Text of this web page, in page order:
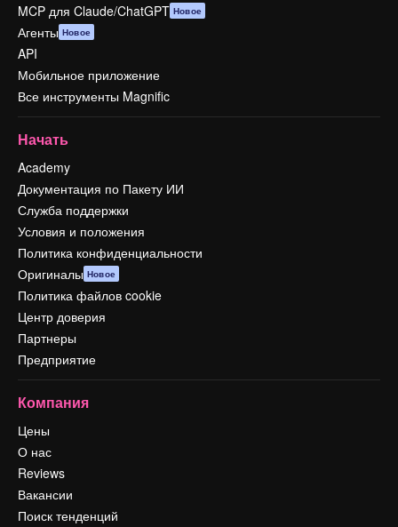
MCP для Claude/ChatGPT Новое
Агенты Новое
API
Мобильное приложение
Все инструменты Magnific
Начать
Academy
Документация по Пакету ИИ
Служба поддержки
Условия и положения
Политика конфиденциальности
Оригиналы Новое
Политика файлов cookie
Центр доверия
Партнеры
Предприятие
Компания
Цены
О нас
Reviews
Вакансии
Поиск тенденций